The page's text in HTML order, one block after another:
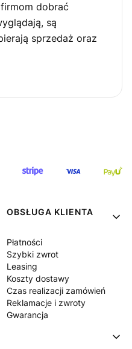
dobrać
są
sprzedaż oraz
OBSŁUGA KLIENTA
Płatności
Szybki zwrot
Leasing
Koszty dostawy
Czas realizacji zamówień
Reklamacje i zwroty
Gwarancja